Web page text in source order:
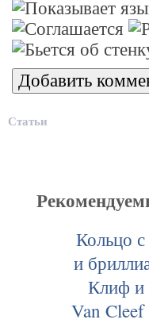
Статьи
Кольцо
и
Клиф и
Van